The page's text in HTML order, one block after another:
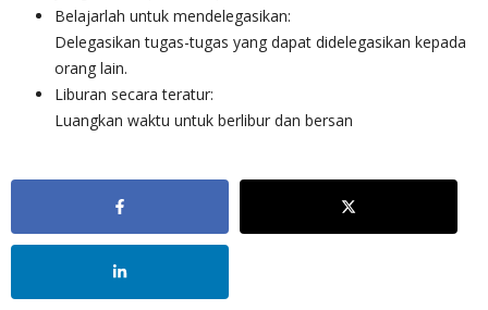
Belajarlah untuk mendelegasikan:
Delegasikan tugas-tugas yang dapat didelegasikan kepada
orang lain.
Liburan secara teratur:
Luangkan waktu untuk berlibur dan bersan